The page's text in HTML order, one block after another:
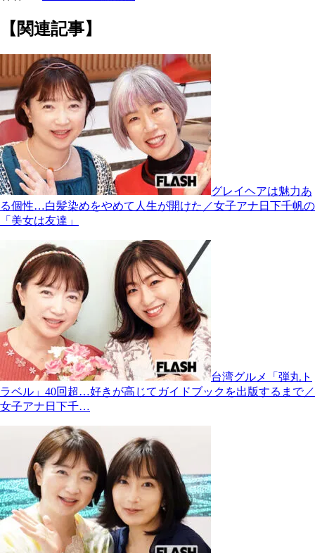
【関連記事】
グレイヘアは魅力あ
る個性…白髪染めをやめて人生が開けた／女子アナ日下千帆の
「美女は友達」
台湾グルメ「弾丸ト
ラベル」40回超…好きが高じてガイドブックを出版するまで／
女子アナ日下千…